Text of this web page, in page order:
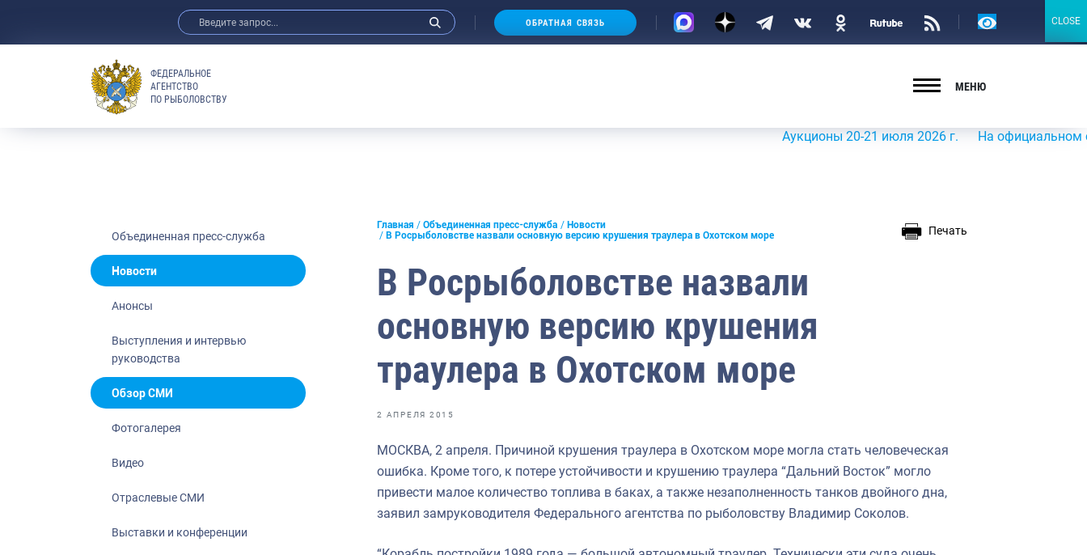
Анонсы
Отраслевые СМИ
Выставки и конференции
Рыбоохрана России
Отрасль в цифрах
Инфографика
Большая африканская экспедиция
ОБРАТНАЯ СВЯЗЬ
Версия
ФЕДЕРАЛЬНОЕ
АГЕНТСТВО
ПО РЫБОЛОВСТВУ
МЕНЮ
Аукционы 20-21 июля 2026 г. На официальном сайте
Объединенная пресс-служба
Новости
Анонсы
Выступления и интервью
руководства
Обзор СМИ
Фотогалерея
Видео
Отраслевые СМИ
Выставки и конференции
Главная Объединенная пресс-служба
Новости
В Росрыболовстве назвали основную версию крушения траулера в Охотском море
Печать
В Росрыболовстве назвали
основную версию крушения
траулера в Охотском море
2 АПРЕЛЯ 2015
МОСКВА, 2 апреля. Причиной крушения траулера в Охотском море могла стать человеческая
ошибка. Кроме того, к потере устойчивости и крушению траулера “Дальний Восток” могло
привести малое количество топлива в баках, а также незаполненность танков двойного дна,
заявил замруководителя Федерального агентства по рыболовству Владимир Соколов.
CLOSE
CLOSE